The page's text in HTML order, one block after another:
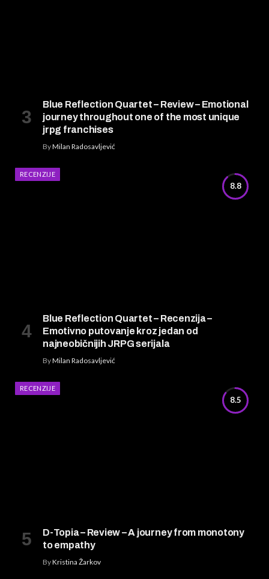
Blue Reflection Quartet – Review – Emotional
journey throughout one of the most unique
jrpg franchises
ByMilan Radosavljević
8.8
RECENZIJE
Blue Reflection Quartet – Recenzija –
Emotivno putovanje kroz jedan od
najneobičnijih JRPG serijala
ByMilan Radosavljević
8.5
RECENZIJE
D-Topia – Review – A journey from monotony
to empathy
ByKristina Žarkov